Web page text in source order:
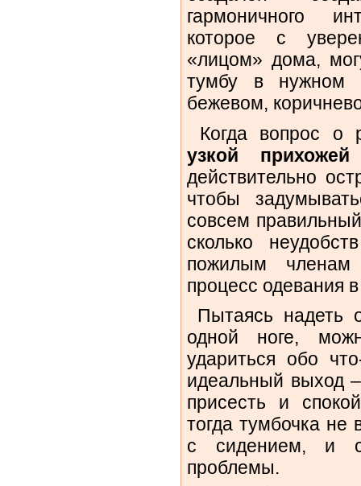
гармоничного
которое с
«лицом» дома,
тумбу в нужном
бежевом,
Когда вопрос о
узкой прихожей
действительно
чтобы
совсем
сколько
пожилым
процесс одевания
Пытаясь надеть
одной ноге,
удариться обо
идеальный выход
присесть и
тогда тумбочка не
с сидением, и
проблемы.